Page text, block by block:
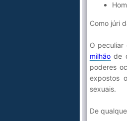
Como júri
O peculiar
milhão de
poderes
expostos
sexuais.
De